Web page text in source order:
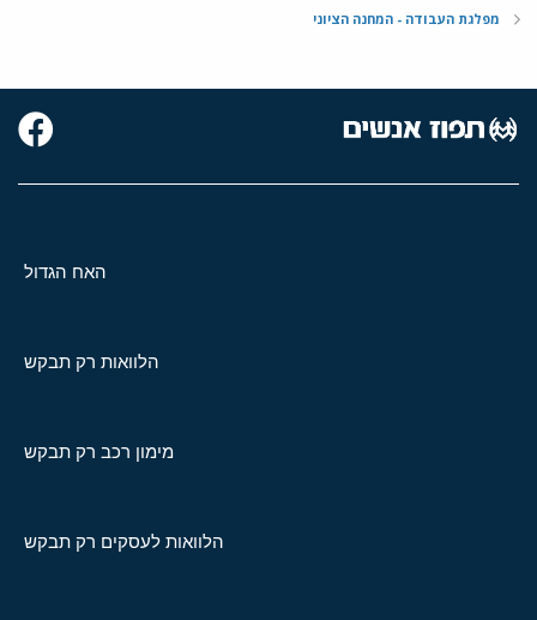
מפלגת העבודה - המחנה הציוני
האח הגדול
הלוואות רק תבקש
מימון רכב רק תבקש
הלוואות לעסקים רק תבקש